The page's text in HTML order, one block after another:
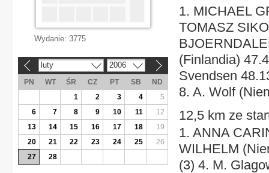
1. MICHAEL
TOMASZ
(Finlandia)
Svendsen
8. A. Wolf
12,5 km ze
1. ANNA
WILHELM
(3) 4. M.
Wydanie: 3775
luty 2006
PN WT ŚR CZ PT SB
ND
1
2 3 4
5
6
7 8 9 10 11
12
13
14 15 16 17 18
19
20
21 22 23 24 25
26
27
28